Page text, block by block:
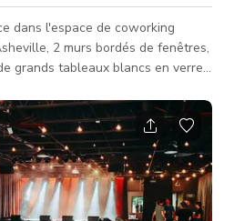
dans l'espace de coworking
2 murs bordés de fenêtres,
grands tableaux blancs en verre